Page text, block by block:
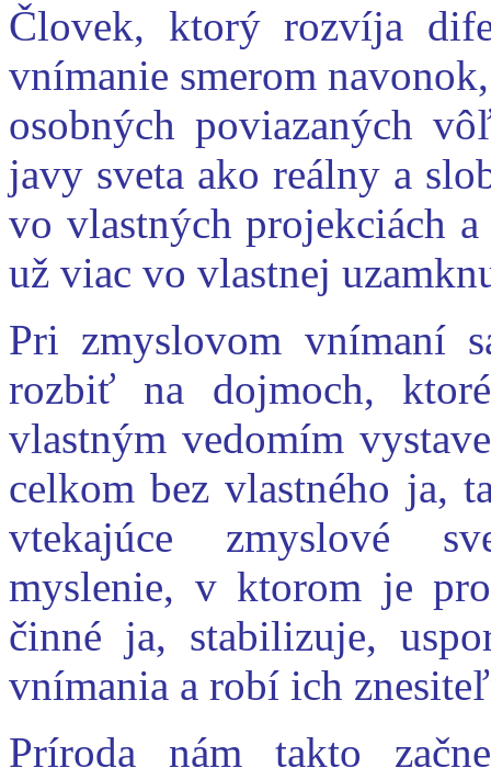
Človek, ktorý rozvíja
vnímanie smerom
osobných poviazaných
javy sveta ako reálny a
vo vlastných projekciách
už viac vo vlastnej
Pri zmyslovom vnímaní
rozbiť na dojmoch,
vlastným vedomím
celkom bez vlastného ja,
vtekajúce zmyslové
myslenie, v ktorom je
činné ja, stabilizuje,
vnímania a robí ich
Príroda nám takto